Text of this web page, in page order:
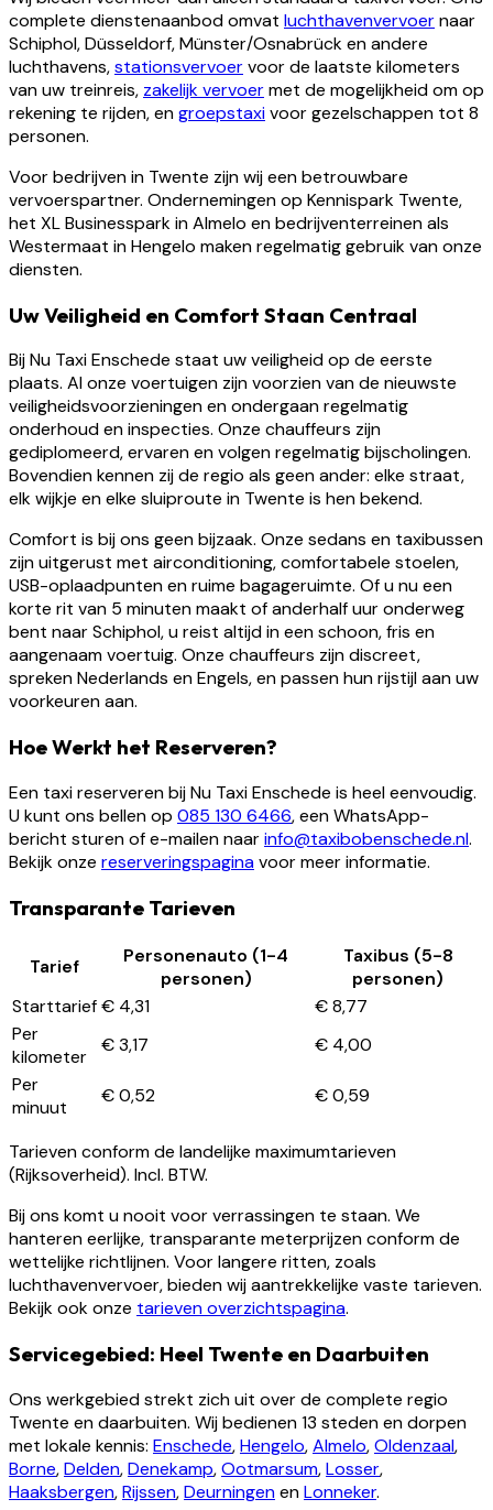
complete dienstenaanbod omvat luchthavenvervoernaar
Schiphol, Düsseldorf, Münster/Osnabrück en andere
luchthavens,stationsvervoervoor de laatste kilometers
van uw treinreis, zakelijk vervoermet de mogelijkheid om op
rekening te rijden, engroepstaxivoor gezelschappen tot 8
personen.
Voor bedrijven in Twente zijn wij een betrouwbare
vervoerspartner. Ondernemingen op Kennispark Twente,
het XL Businesspark in Almelo en bedrijventerreinen als
Westermaat in Hengelo maken regelmatig gebruik van onze
diensten.
Uw Veiligheid en Comfort Staan Centraal
Bij Nu Taxi Enschede staat uw veiligheid op de eerste
plaats. Al onze voertuigen zijn voorzien van de nieuwste
veiligheidsvoorzieningen en ondergaan regelmatig
onderhoud en inspecties. Onze chauffeurs zijn
gediplomeerd, ervaren en volgen regelmatig bijscholingen.
Bovendien kennen zij de regio als geen ander: elke straat,
elk wijkje en elke sluiproute in Twente is hen bekend.
Comfort is bij ons geen bijzaak. Onze sedans en taxibussen
zijn uitgerust met airconditioning, comfortabele stoelen,
USB-oplaadpunten en ruime bagageruimte. Of u nu een
korte rit van 5 minuten maakt of anderhalf uur onderweg
bent naar Schiphol, u reist altijd in een schoon, fris en
aangenaam voertuig. Onze chauffeurs zijn discreet,
spreken Nederlands en Engels, en passen hun rijstijl aan uw
voorkeuren aan.
Hoe Werkt het Reserveren?
Een taxi reserveren bij Nu Taxi Enschede is heel eenvoudig.
U kunt ons bellen op 085 130 6466, een WhatsApp-
bericht sturen of e-mailen naarinfo@taxibobenschede.nl.
Bekijk onze reserveringspaginavoor meer informatie.
Transparante Tarieven
Tarief
Personenauto (1-4
personen)
Taxibus (5-8
personen)
Starttarief€ 4,31
€ 8,77
Per
kilometer
€ 3,17
€ 4,00
Per
minuut
€ 0,52 € 0,59
Tarieven conform de landelijke maximumtarieven
(Rijksoverheid). Incl. BTW.
Bij ons komt u nooit voor verrassingen te staan. We
hanteren eerlijke, transparante meterprijzen conform de
wettelijke richtlijnen. Voor langere ritten, zoals
luchthavenvervoer, bieden wij aantrekkelijke vaste tarieven.
Bekijk ook onze tarieven overzichtspagina.
Servicegebied: Heel Twente en Daarbuiten
Ons werkgebied strekt zich uit over de complete regio
Twente en daarbuiten. Wij bedienen 13 steden en dorpen
met lokale kennis: Enschede,Hengelo,Almelo,Oldenzaal,
Borne,Delden,Denekamp,Ootmarsum,Losser,
Haaksbergen,Rijssen,DeurningenenLonneker.